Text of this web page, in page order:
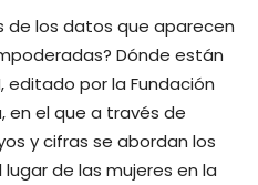
de los datos que aparecen
Dónde están
editado por la Fundación
en el que a través de
y cifras se abordan los
de las mujeres en la